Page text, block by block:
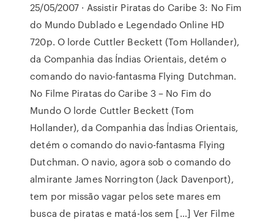
25/05/2007 · Assistir Piratas do Caribe 3: No Fim
do Mundo Dublado e Legendado Online HD
720p. O lorde Cuttler Beckett (Tom Hollander),
da Companhia das Índias Orientais, detém o
comando do navio-fantasma Flying Dutchman.
No Filme Piratas do Caribe 3 – No Fim do
Mundo O lorde Cuttler Beckett (Tom
Hollander), da Companhia das Índias Orientais,
detém o comando do navio-fantasma Flying
Dutchman. O navio, agora sob o comando do
almirante James Norrington (Jack Davenport),
tem por missão vagar pelos sete mares em
busca de piratas e matá-los sem […] Ver Filme